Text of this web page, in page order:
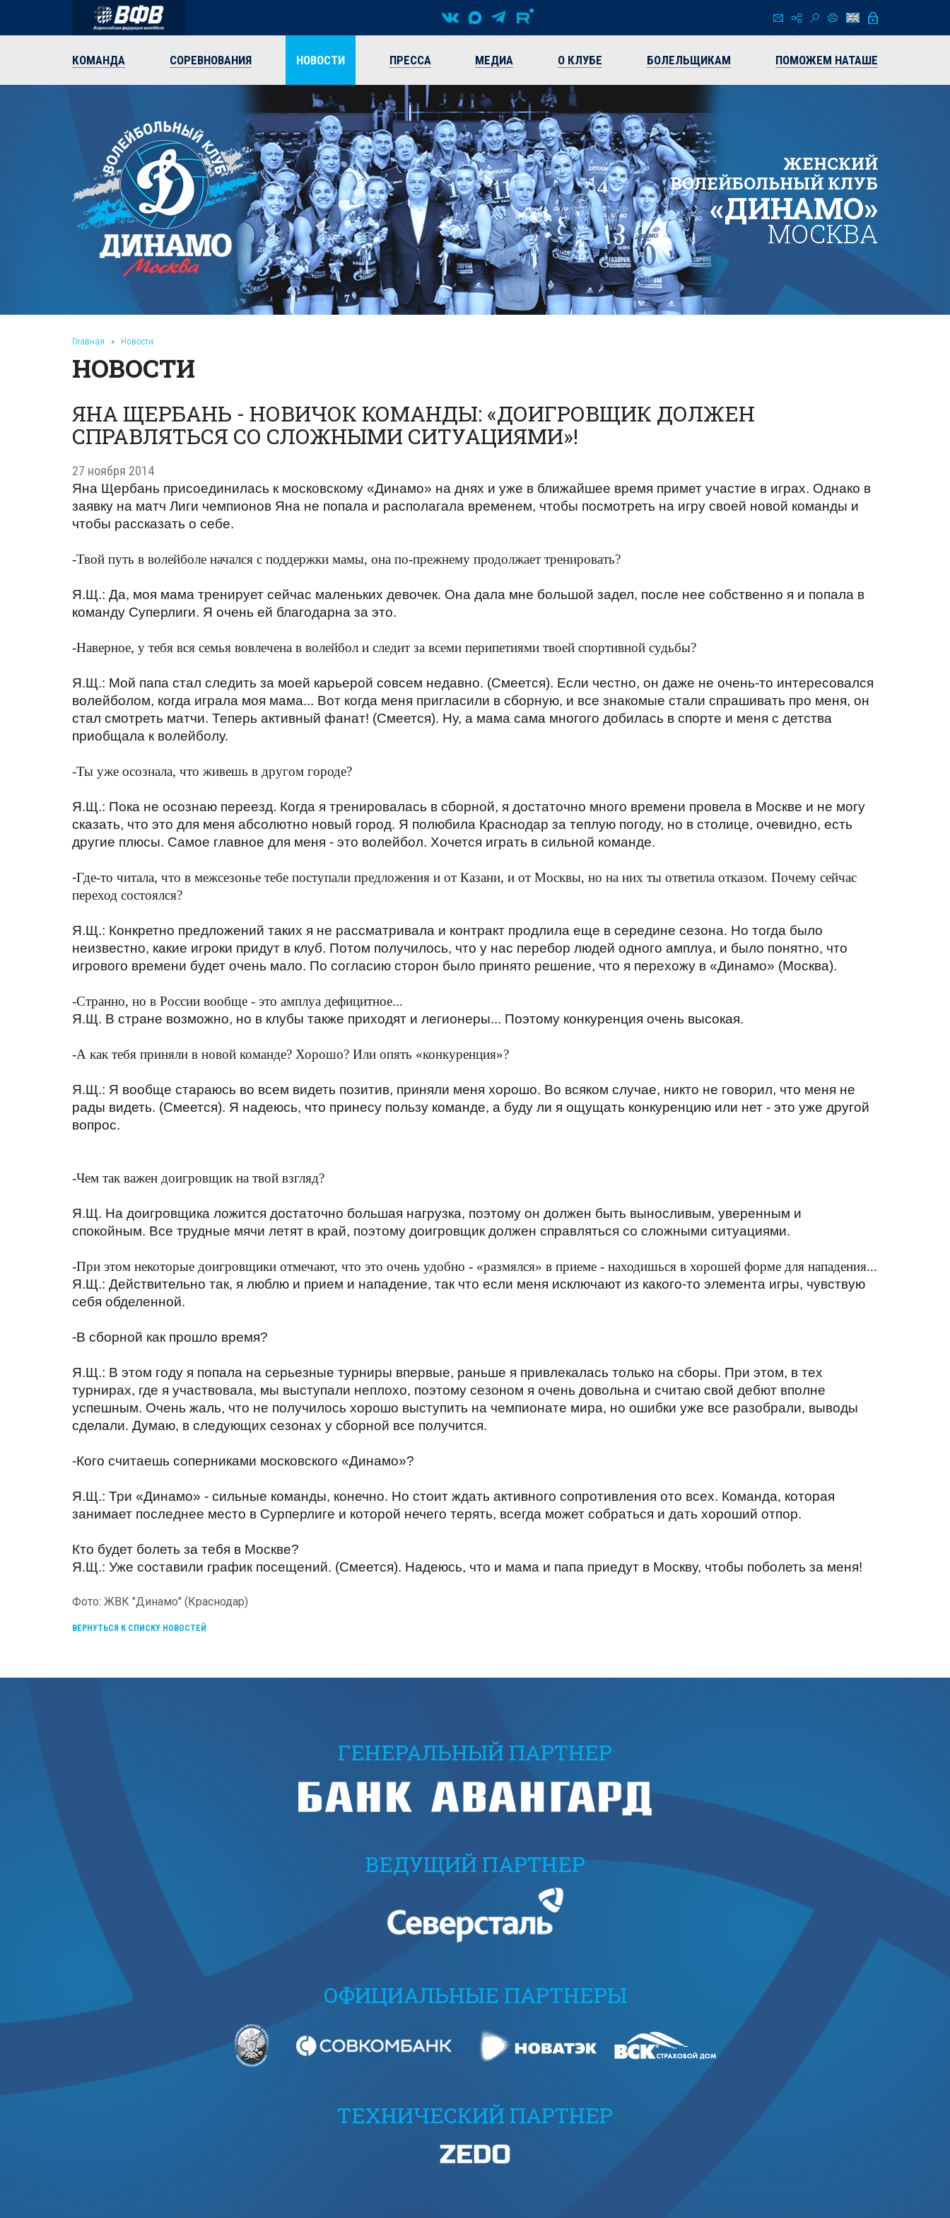
КОМАНДА СОРЕВНОВАНИЯ НОВОСТИ ПРЕССА МЕДИА О КЛУБЕ БОЛЕЛЬЩИКАМ ПОМОЖЕМ НАТАШЕ
ЖЕНСКИЙ
ВОЛЕЙБОЛЬНЫЙ КЛУБ
«ДИНАМО»
МОСКВА
Главная » Новости
НОВОСТИ
ЯНА ЩЕРБАНЬ - НОВИЧОК КОМАНДЫ: «ДОИГРОВЩИК ДОЛЖЕН
СПРАВЛЯТЬСЯ СО СЛОЖНЫМИ СИТУАЦИЯМИ»!
27 ноября 2014
Яна Щербань присоединилась к московскому «Динамо» на днях и уже в ближайшее время примет участие в играх. Однако в
заявку на матч Лиги чемпионов Яна не попала и располагала временем, чтобы посмотреть на игру своей новой команды и
чтобы рассказать о себе.
-Твой путь в волейболе начался с поддержки мамы, она по-прежнему продолжает тренировать?
Я.Щ.: Да, моя мама тренирует сейчас маленьких девочек. Она дала мне большой задел, после нее собственно я и попала в
команду Суперлиги. Я очень ей благодарна за это.
-Наверное, у тебя вся семья вовлечена в волейбол и следит за всеми перипетиями твоей спортивной судьбы?
Я.Щ.: Мой папа стал следить за моей карьерой совсем недавно. (Смеется). Если честно, он даже не очень-то интересовался
волейболом, когда играла моя мама... Вот когда меня пригласили в сборную, и все знакомые стали спрашивать про меня, он
стал смотреть матчи. Теперь активный фанат! (Смеется). Ну, а мама сама многого добилась в спорте и меня с детства
приобщала к волейболу.
-Ты уже осознала, что живешь в другом городе?
Я.Щ.: Пока не осознаю переезд. Когда я тренировалась в сборной, я достаточно много времени провела в Москве и не могу
сказать, что это для меня абсолютно новый город. Я полюбила Краснодар за теплую погоду, но в столице, очевидно, есть
другие плюсы. Самое главное для меня - это волейбол. Хочется играть в сильной команде.
-Где-то читала, что в межсезонье тебе поступали предложения и от Казани, и от Москвы, но на них ты ответила отказом. Почему сейчас
переход состоялся?
Я.Щ.: Конкретно предложений таких я не рассматривала и контракт продлила еще в середине сезона. Но тогда было
неизвестно, какие игроки придут в клуб. Потом получилось, что у нас перебор людей одного амплуа, и было понятно, что
игрового времени будет очень мало. По согласию сторон было принято решение, что я перехожу в «Динамо» (Москва).
-Странно, но в России вообще - это амплуа дефицитное...
Я.Щ. В стране возможно, но в клубы также приходят и легионеры... Поэтому конкуренция очень высокая.
-А как тебя приняли в новой команде? Хорошо? Или опять «конкуренция»?
Я.Щ.: Я вообще стараюсь во всем видеть позитив, приняли меня хорошо. Во всяком случае, никто не говорил, что меня не
рады видеть. (Смеется). Я надеюсь, что принесу пользу команде, а буду ли я ощущать конкуренцию или нет - это уже другой
вопрос.
-Чем так важен доигровщик на твой взгляд?
Я.Щ. На доигровщика ложится достаточно большая нагрузка, поэтому он должен быть выносливым, уверенным и
спокойным. Все трудные мячи летят в край, поэтому доигровщик должен справляться со сложными ситуациями.
-При этом некоторые доигровщики отмечают, что это очень удобно - «размялся» в приеме - находишься в хорошей форме для нападения...
Я.Щ.: Действительно так, я люблю и прием и нападение, так что если меня исключают из какого-то элемента игры, чувствую
себя обделенной.
-В сборной как прошло время?
Я.Щ.: В этом году я попала на серьезные турниры впервые, раньше я привлекалась только на сборы. При этом, в тех
турнирах, где я участвовала, мы выступали неплохо, поэтому сезоном я очень довольна и считаю свой дебют вполне
успешным. Очень жаль, что не получилось хорошо выступить на чемпионате мира, но ошибки уже все разобрали, выводы
сделали. Думаю, в следующих сезонах у сборной все получится.
-Кого считаешь соперниками московского «Динамо»?
Я.Щ.: Три «Динамо» - сильные команды, конечно. Но стоит ждать активного сопротивления ото всех. Команда, которая
занимает последнее место в Сурперлиге и которой нечего терять, всегда может собраться и дать хороший отпор.
Кто будет болеть за тебя в Москве?
Я.Щ.: Уже составили график посещений. (Смеется). Надеюсь, что и мама и папа приедут в Москву, чтобы поболеть за меня!
Фото: ЖВК "Динамо" (Краснодар)
ВЕРНУТЬСЯ К СПИСКУ НОВОСТЕЙ
ГЕНЕРАЛЬНЫЙ ПАРТНЕР
ВЕДУЩИЙ ПАРТНЕР
ОФИЦИАЛЬНЫЕ ПАРТНЕРЫ
ТЕХНИЧЕСКИЙ ПАРТНЕР